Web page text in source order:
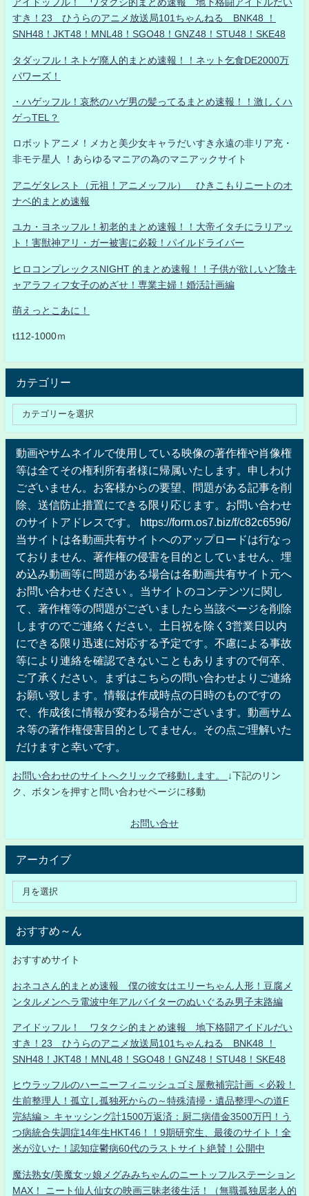
アイドッフル！ ワタクシ的まとめ速報 地下格闘アイドルだい
すき！23 ひうらのアニメ放送局101ちゃんねる BNK48 ！
SNH48！JKT48！MNL48！SGO48！GNZ48！STU48！SKE48
タダッフル！ネトゲ廃人的まとめ速報！！ネット乞食DE2000万
パワーズ！
・ハゲッフル！哀愁のハゲ男の髪ってるまとめ速報！！激しくハ
ゲっTEL？
ロボットアニメ！メカと美少女キャラだいすき永遠の非リア充・
非モテ星人 ！あらゆるマニアの為のマニアックサイト
アニゲタレスト（元祖！アニメッフル） ひきこもりニートのオ
ナベ的まとめ速報
ユカ・ヨネッフル！初老的まとめ速報！！大帝イタチにラリアッ
ト！害獣神アリ・ガー被害に必殺！パイルドライバー
ヒロコンプレックスNIGHT 的まとめ速報！！子供が欲しいど陰キ
ャアラフィフ女子のめざせ！専業主婦！婚活計画編
萌えっとこあに！
t112-1000ｍ
カテゴリー
動画やサムネイルで使用している映像の著作権や肖像権
等は全てその権利所有者様に帰属いたします。申しわけ
ございません。お客様からの要望、問題がある記事を削
除、送信防止措置にできる限り応じます。お問い合わせ
のサイトアドレスです。 https://form.os7.biz/f/c82c6596/
当サイトは各動画共有サイトへのアップロードは行なっ
ておりません、著作権の侵害を目的としていません、埋
め込み動画等に問題がある場合は各動画共有サイト元へ
お問い合わせください 。当サイトのコンテンツに関し
て、著作権等の問題がございましたら当該ページを削除
しますのでご連絡ください。土日祝を除く3営業日以内
にできる限り迅速に対応する予定です。不慮による事故
等により連絡を確認できないこともありますので何卒、
ご了承ください。まずはこちらの問い合わせよりご連絡
お願い致します。情報は作成時点の日時のものですの
で、作成後に情報が変わる場合がございます。動画サム
ネ等の著作権侵害目的としてません。その点ご理解いた
だけますと幸いです。
お問い合わせのサイトへクリックで移動します。
↓下記のリン
ク、ボタンを押すと問い合わせページに移動
お問い合せ
アーカイブ
おすすめ～ん
おすすめサイト
おネコさん的まとめ速報 僕の彼女はエリーちゃん人形！豆腐メ
ンタルメンヘラ電波中年アルバイターのぬいぐるみ男子末路編
アイドッフル！ ワタクシ的まとめ速報 地下格闘アイドルだい
すき！23 ひうらのアニメ放送局101ちゃんねる BNK48 ！
SNH48！JKT48！MNL48！SGO48！GNZ48！STU48！SKE48
ヒウラッフルのハーニーフィニッシュゴミ屋敷補完計画 ＜必殺！
生前整理人！孤立し孤独死からの～特殊清掃・遺品整理への道F
完結編＞ キャッシング計1500万返済：厨二病借金3500万円！う
つ病統合失調症14年生HKT46！！9期研究生、最後のサイト！全
米が泣いた！認知症鬱病60代のラストサイト絶賛！公開中
魔法熟女/美魔女ッ娘メグみみちゃんのニートッフルステーション
MAX！ ニート仙人仙女の映画三昧老後生活！（無職孤独居老人的